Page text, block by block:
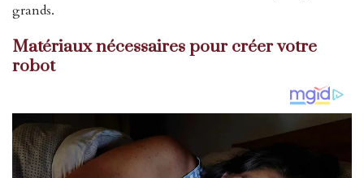
grands.
Matériaux nécessaires pour créer votre
robot